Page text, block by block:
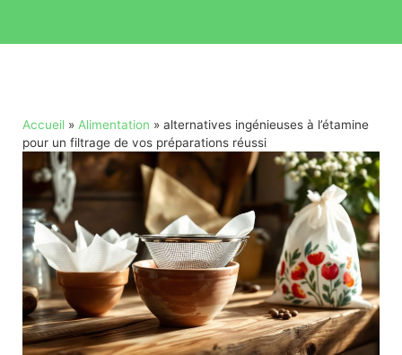
Accueil » Alimentation » alternatives ingénieuses à l’étamine
pour un filtrage de vos préparations réussi